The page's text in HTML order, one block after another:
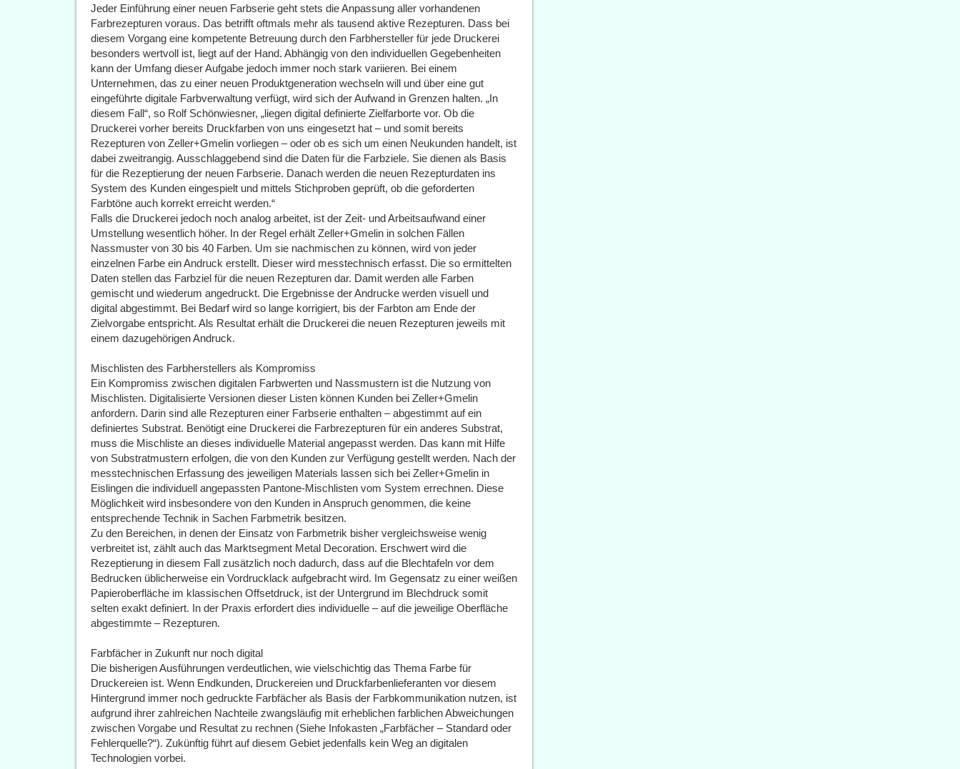
Jeder Einführung einer neuen Farbserie geht stets die Anpassung aller vorhandenen
Farbrezepturen voraus. Das betrifft oftmals mehr als tausend aktive Rezepturen. Dass bei
diesem Vorgang eine kompetente Betreuung durch den Farbhersteller für jede Druckerei
besonders wertvoll ist, liegt auf der Hand. Abhängig von den individuellen Gegebenheiten
kann der Umfang dieser Aufgabe jedoch immer noch stark variieren. Bei einem
Unternehmen, das zu einer neuen Produktgeneration wechseln will und über eine gut
eingeführte digitale Farbverwaltung verfügt, wird sich der Aufwand in Grenzen halten. „In
diesem Fall“, so Rolf Schönwiesner, „liegen digital definierte Zielfarborte vor. Ob die
Druckerei vorher bereits Druckfarben von uns eingesetzt hat – und somit bereits
Rezepturen von Zeller+Gmelin vorliegen – oder ob es sich um einen Neukunden handelt, ist
dabei zweitrangig. Ausschlaggebend sind die Daten für die Farbziele. Sie dienen als Basis
für die Rezeptierung der neuen Farbserie. Danach werden die neuen Rezepturdaten ins
System des Kunden eingespielt und mittels Stichproben geprüft, ob die geforderten
Farbtöne auch korrekt erreicht werden.“
Falls die Druckerei jedoch noch analog arbeitet, ist der Zeit- und Arbeitsaufwand einer
Umstellung wesentlich höher. In der Regel erhält Zeller+Gmelin in solchen Fällen
Nassmuster von 30 bis 40 Farben. Um sie nachmischen zu können, wird von jeder
einzelnen Farbe ein Andruck erstellt. Dieser wird messtechnisch erfasst. Die so ermittelten
Daten stellen das Farbziel für die neuen Rezepturen dar. Damit werden alle Farben
gemischt und wiederum angedruckt. Die Ergebnisse der Andrucke werden visuell und
digital abgestimmt. Bei Bedarf wird so lange korrigiert, bis der Farbton am Ende der
Zielvorgabe entspricht. Als Resultat erhält die Druckerei die neuen Rezepturen jeweils mit
einem dazugehörigen Andruck.
Mischlisten des Farbherstellers als Kompromiss
Ein Kompromiss zwischen digitalen Farbwerten und Nassmustern ist die Nutzung von
Mischlisten. Digitalisierte Versionen dieser Listen können Kunden bei Zeller+Gmelin
anfordern. Darin sind alle Rezepturen einer Farbserie enthalten – abgestimmt auf ein
definiertes Substrat. Benötigt eine Druckerei die Farbrezepturen für ein anderes Substrat,
muss die Mischliste an dieses individuelle Material angepasst werden. Das kann mit Hilfe
von Substratmustern erfolgen, die von den Kunden zur Verfügung gestellt werden. Nach der
messtechnischen Erfassung des jeweiligen Materials lassen sich bei Zeller+Gmelin in
Eislingen die individuell angepassten Pantone-Mischlisten vom System errechnen. Diese
Möglichkeit wird insbesondere von den Kunden in Anspruch genommen, die keine
entsprechende Technik in Sachen Farbmetrik besitzen.
Zu den Bereichen, in denen der Einsatz von Farbmetrik bisher vergleichsweise wenig
verbreitet ist, zählt auch das Marktsegment Metal Decoration. Erschwert wird die
Rezeptierung in diesem Fall zusätzlich noch dadurch, dass auf die Blechtafeln vor dem
Bedrucken üblicherweise ein Vordrucklack aufgebracht wird. Im Gegensatz zu einer weißen
Papieroberfläche im klassischen Offsetdruck, ist der Untergrund im Blechdruck somit
selten exakt definiert. In der Praxis erfordert dies individuelle – auf die jeweilige Oberfläche
abgestimmte – Rezepturen.
Farbfächer in Zukunft nur noch digital
Die bisherigen Ausführungen verdeutlichen, wie vielschichtig das Thema Farbe für
Druckereien ist. Wenn Endkunden, Druckereien und Druckfarbenlieferanten vor diesem
Hintergrund immer noch gedruckte Farbfächer als Basis der Farbkommunikation nutzen, ist
aufgrund ihrer zahlreichen Nachteile zwangsläufig mit erheblichen farblichen Abweichungen
zwischen Vorgabe und Resultat zu rechnen (Siehe Infokasten „Farbfächer – Standard oder
Fehlerquelle?“). Zukünftig führt auf diesem Gebiet jedenfalls kein Weg an digitalen
Technologien vorbei.